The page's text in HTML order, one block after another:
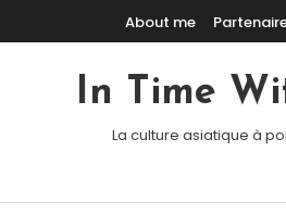
Skip To ContentAbout me
In Time
La culture asiatique à